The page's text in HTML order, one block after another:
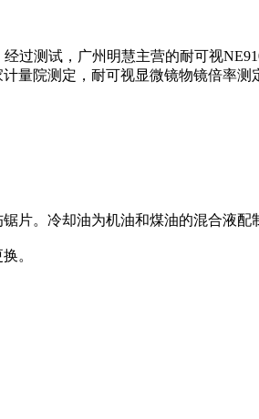
过测试，广州明慧主营的耐可视
量院测定，耐可视显微镜物镜倍率
片。冷却油为机油和煤油的混合液配
。